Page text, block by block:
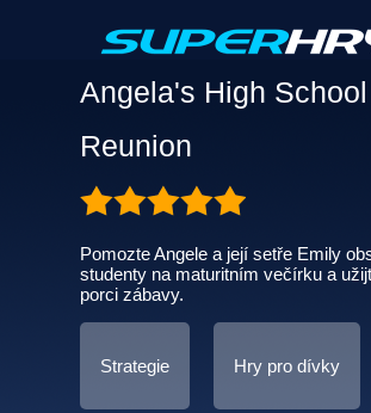
Angela's High School
Reunion
Pomozte Angele a její setře Emily
studenty na maturitním večírku a
porci zábavy.
Strategie Hry pro dívky